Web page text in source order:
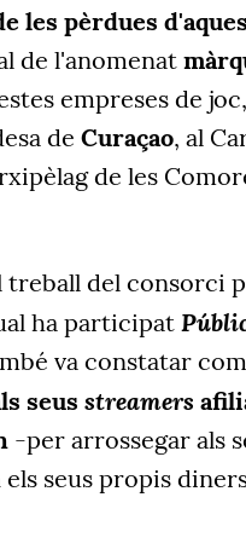
les pèrdues
de l'anomenat
empreses de
de Curaçao, al
de les
treball del consorci
ha participat
va constatar
seus streamers
-per arrossegar als
seus propis